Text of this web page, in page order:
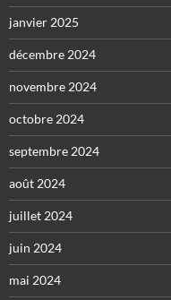
janvier 2025
décembre 2024
novembre 2024
octobre 2024
septembre 2024
août 2024
juillet 2024
juin 2024
mai 2024